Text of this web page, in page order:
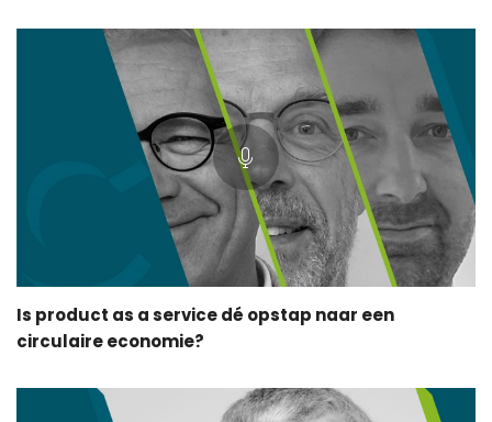
Is product as a service dé opstap naar een
circulaire economie?